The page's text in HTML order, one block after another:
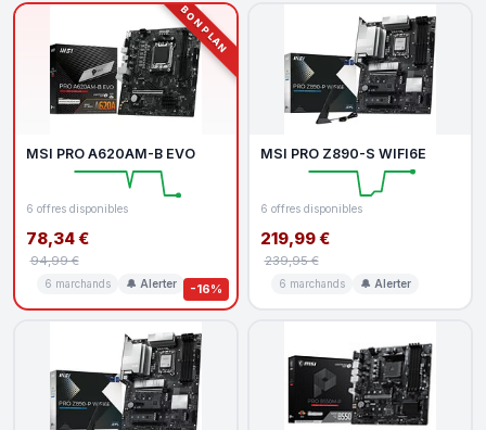
BON PLAN
-16%
MSI PRO A620AM-B EVO
6 offres disponibles
78,34 €
94,99 €
6 marchands 🔔 Alerter
MSI PRO Z890-S WIFI6E
6 offres disponibles
219,99 €
239,95 €
6 marchands 🔔 Alerter